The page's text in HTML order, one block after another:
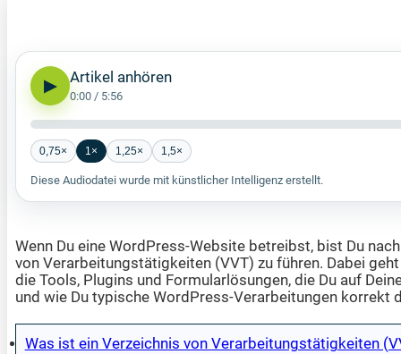
▶ Artikel anhören
0:00/ 5:56
0,75× 1× 1,25× 1,5×
Diese Audiodatei wurde mit künstlicher Intelligenz erstellt.
Wenn Du eine WordPress-Website betreibst, bist Du
von Verarbeitungstätigkeiten (VVT) zu führen. Dabei
die Tools, Plugins und Formularlösungen, die Du auf
und wie Du typische WordPress-Verarbeitungen
Was ist ein Verzeichnis von Verarbeitungstätigkeiten